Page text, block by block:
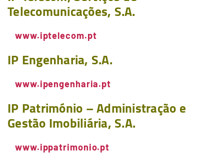
Telecomunicações, S.A.
www.iptelecom.pt
IP Engenharia, S.A.
www.ipengenharia.pt
IP Património – Administração e
Gestão Imobiliária, S.A.
www.ippatrimonio.pt